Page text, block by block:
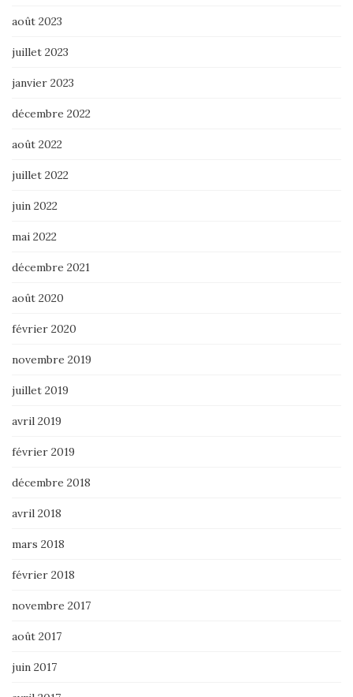
août 2023
juillet 2023
janvier 2023
décembre 2022
août 2022
juillet 2022
juin 2022
mai 2022
décembre 2021
août 2020
février 2020
novembre 2019
juillet 2019
avril 2019
février 2019
décembre 2018
avril 2018
mars 2018
février 2018
novembre 2017
août 2017
juin 2017